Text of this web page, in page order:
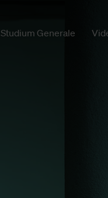
Studium Generale